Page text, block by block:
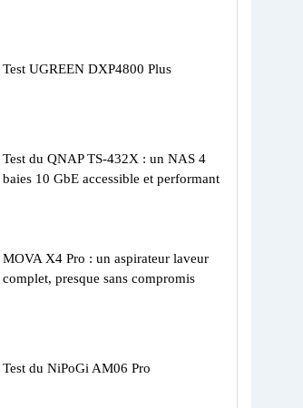
Test UGREEN DXP4800 Plus
Test du QNAP TS-432X : un NAS 4
baies 10 GbE accessible et performant
MOVA X4 Pro : un aspirateur laveur
complet, presque sans compromis
Test du NiPoGi AM06 Pro